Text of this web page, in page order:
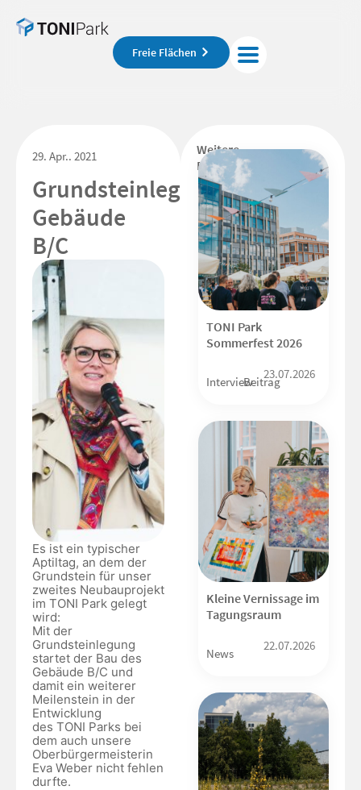
Freie Flächen
29. Apr.. 2021
Grundsteinlegung
Gebäude
B/C
Es ist ein typischer
Aptiltag, an dem der
Grundstein für unser
zweites Neubauprojekt
im TONI Park gelegt
wird:
Mit der
Grundsteinlegung
startet der Bau des
Gebäude B/C und
damit ein weiterer
Meilenstein in der
Entwicklung
des TONI Parks bei
dem auch unsere
Oberbürgermeisterin
Eva Weber nicht fehlen
durfte.
Weitere
Beiträge
TONI Park
Sommerfest 2026
InterviewBeitrag
23.07.2026
Kleine Vernissage im
Tagungsraum
News
22.07.2026